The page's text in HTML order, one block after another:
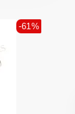
-61%